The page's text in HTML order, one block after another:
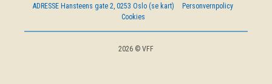
BRANSJENORMER
ADRESSE Hansteens gate 2, 0253 Oslo (se kart)
Personvernpolicy
Cookies
2026 © VFF